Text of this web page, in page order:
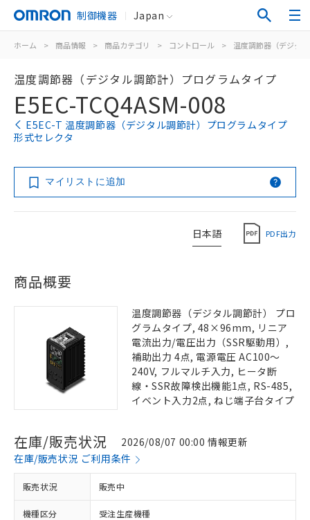
制御機器 Japan
ホーム > 商品情報 > 商品カテゴリ > コントロール > 温度調節器（デジタ
温度調節器（デジタル調節計）プログラムタイプ
E5EC-TCQ4ASM-008
E5EC-T 温度調節器（デジタル調節計）プログラムタイプ
形式セレクタ
マイリストに追加
日本語 PDF出力
商品概要
温度調節器（デジタル調節計） プロ
グラムタイプ, 48×96mm, リニア
電流出力/電圧出力（SSR駆動用）,
補助出力 4点, 電源電圧 AC100～
240V, フルマルチ入力, ヒータ断
線・SSR故障検出機能1点, RS-485,
イベント入力2点, ねじ端子台タイプ
在庫/販売状況
2026/08/07 00:00 情報更新
在庫/販売状況 ご利用条件
販売状況 販売中
機種区分 受注生産機種